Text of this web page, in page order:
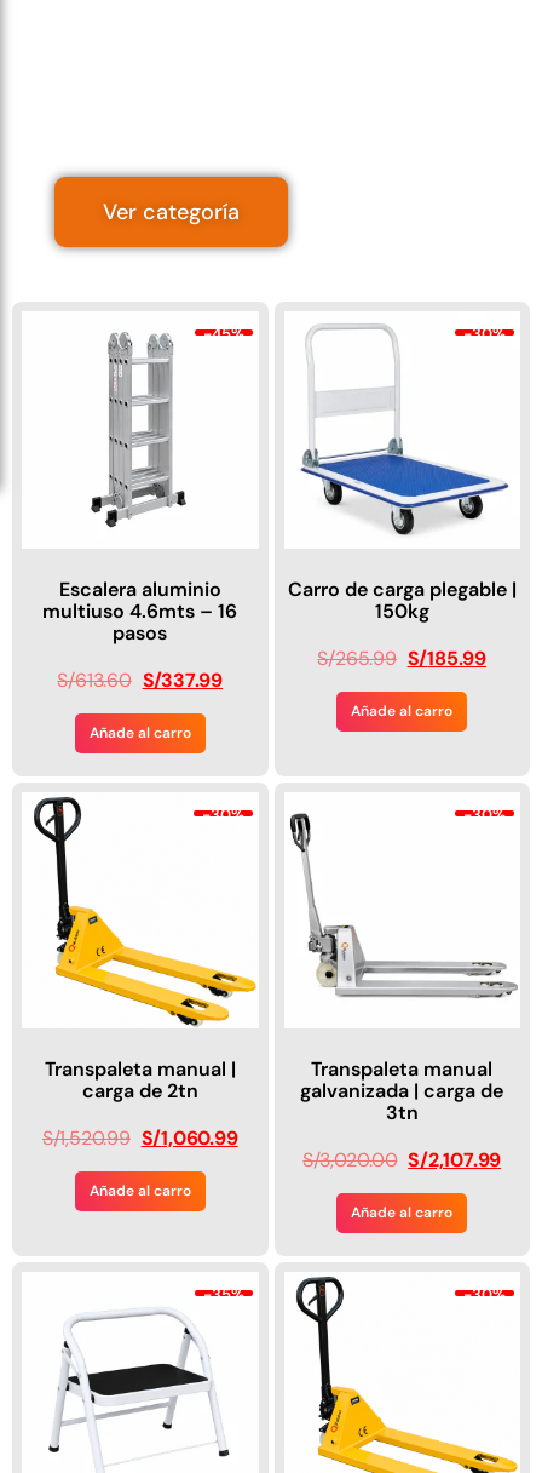
Ver categoría
-45%
Escalera aluminio
multiuso 4.6mts – 16
pasos
S/613.60 S/337.99
Añade al carro
-30%
Carro de carga plegable |
150kg
S/265.99 S/185.99
Añade al carro
-30%
Transpaleta manual |
carga de 2tn
S/1,520.99 S/1,060.99
Añade al carro
-30%
Transpaleta manual
galvanizada | carga de
3tn
S/3,020.00 S/2,107.99
Añade al carro
-35% -30%